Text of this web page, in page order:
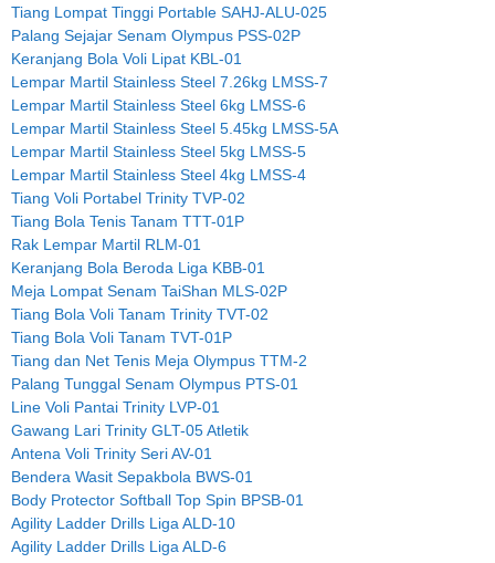
Tiang Lompat Tinggi Portable SAHJ-ALU-025
Palang Sejajar Senam Olympus PSS-02P
Keranjang Bola Voli Lipat KBL-01
Lempar Martil Stainless Steel 7.26kg LMSS-7
Lempar Martil Stainless Steel 6kg LMSS-6
Lempar Martil Stainless Steel 5.45kg LMSS-5A
Lempar Martil Stainless Steel 5kg LMSS-5
Lempar Martil Stainless Steel 4kg LMSS-4
Tiang Voli Portabel Trinity TVP-02
Tiang Bola Tenis Tanam TTT-01P
Rak Lempar Martil RLM-01
Keranjang Bola Beroda Liga KBB-01
Meja Lompat Senam TaiShan MLS-02P
Tiang Bola Voli Tanam Trinity TVT-02
Tiang Bola Voli Tanam TVT-01P
Tiang dan Net Tenis Meja Olympus TTM-2
Palang Tunggal Senam Olympus PTS-01
Line Voli Pantai Trinity LVP-01
Gawang Lari Trinity GLT-05 Atletik
Antena Voli Trinity Seri AV-01
Bendera Wasit Sepakbola BWS-01
Body Protector Softball Top Spin BPSB-01
Agility Ladder Drills Liga ALD-10
Agility Ladder Drills Liga ALD-6